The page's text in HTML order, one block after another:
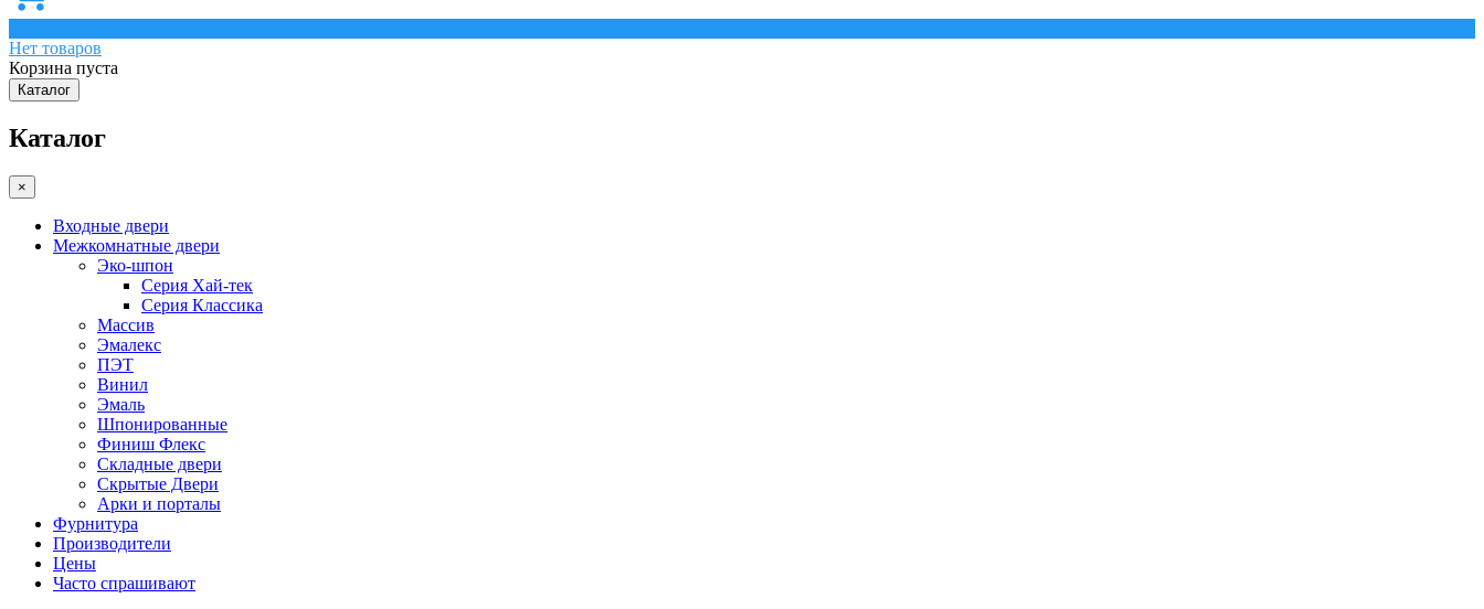
Нет товаров
Корзина пуста
Каталог
Каталог
×
Входные двери
Межкомнатные двери
Эко-шпон
Серия Хай-тек
Серия Классика
Массив
Эмалекс
ПЭТ
Винил
Эмаль
Шпонированные
Финиш Флекс
Складные двери
Скрытые Двери
Арки и порталы
Фурнитура
Производители
Цены
Часто спрашивают